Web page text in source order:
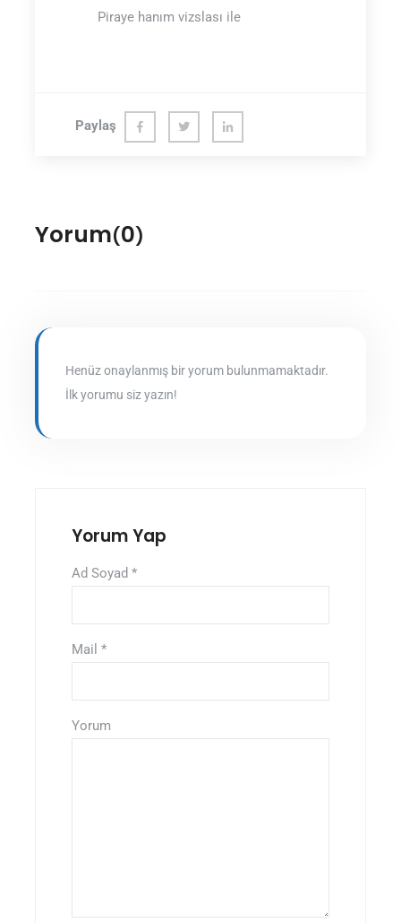
Piraye hanım vizslası ile
Paylaş
Yorum(0)
Henüz onaylanmış bir yorum bulunmamaktadır.
İlk yorumu siz yazın!
Yorum Yap
Ad Soyad *
Mail *
Yorum